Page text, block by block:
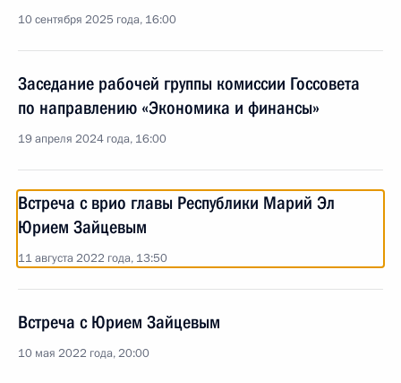
10 сентября 2025 года, 16:00
Заседание рабочей группы комиссии Госсовета
по направлению «Экономика и финансы»
19 апреля 2024 года, 16:00
Встреча с врио главы Республики Марий Эл
Юрием Зайцевым
11 августа 2022 года, 13:50
Встреча с Юрием Зайцевым
10 мая 2022 года, 20:00